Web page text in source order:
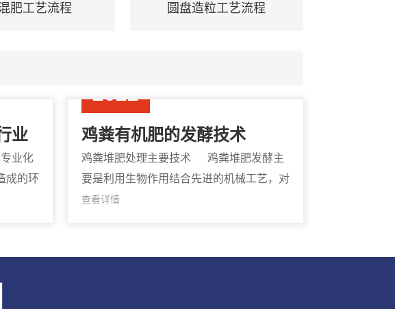
肥工艺流程 圆盘造粒工艺流程
业
业化
成的环
显
鸡粪有机肥的发酵技术
鸡粪堆肥处理主要技术 鸡粪堆肥发酵主
要是利用生物作用结合先进的机械工艺，对
鸡粪进行有效处理，常用的工艺方法是好氧
查看详情
2022